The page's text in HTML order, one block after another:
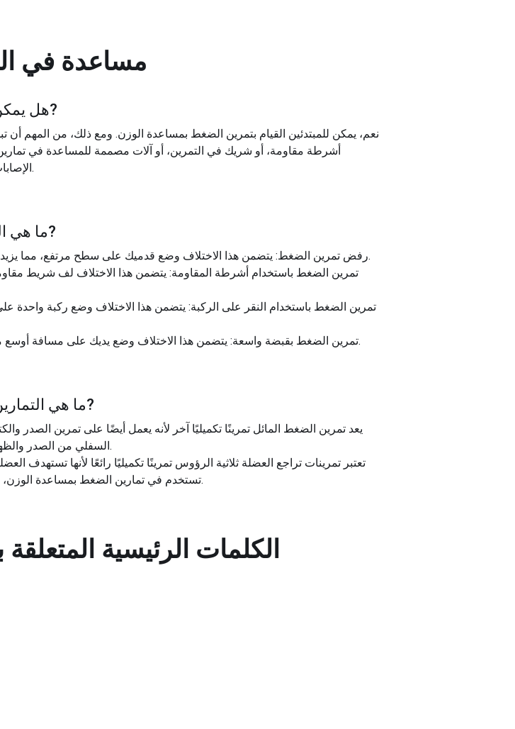
مساعدة في
هل يمكن?
نعم، يمكن للمبتدئين القيام بتمرين الضغط بمساعدة الوزن. ومع ذلك، من المهم
أشرطة مقاومة، أو شريك في التمرين، أو آلات مصممة للمساعدة في
الإصابات. إذا لم تكن متأكدًا، فاطلب التوجيه من أحد محترفي اللياقة البدنية.
ما هي?
رفض تمرين الضغط: يتضمن هذا الاختلاف وضع قدميك على سطح مرتفع، مما يزيد من مقدار وزن الجسم الذي ترفعه ويجعل التمرين أكثر صعوبة.
تمرين الضغط باستخدام أشرطة المقاومة: يتضمن هذا الاختلاف لف شريط
تمرين الضغط باستخدام النقر على الركبة: يتضمن هذا الاختلاف وضع ركبة واحدة
تمرين الضغط بقبضة واسعة: يتضمن هذا الاختلاف وضع يديك على مسافة أوسع من عرض الكتفين، مع التركيز على العمل على الصدر والكتفين.
ما هي?
يعد تمرين الضغط المائل تمرينًا تكميليًا آخر لأنه يعمل أيضًا على تمرين الصدر
السفلي من الصدر والظهر، مما يوفر تمرينًا شاملاً عند دمجه مع تمارين الضغط المعززة.
تعتبر تمرينات تراجع العضلة ثلاثية الرؤوس تمرينًا تكميليًا رائعًا لأنها تستهدف
تستخدم في تمارين الضغط بمساعدة الوزن، وبالتالي تعزيز قوة الجزء العلوي من الجسم وتوازنه بشكل عام.
الكلمات الرئيسية المتعلقة